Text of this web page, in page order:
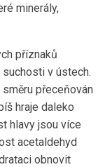
minerály,
příznaků
suchosti v ústech.
přeceňován
hraje daleko
hlavy jsou více
acetaldehyd
obnovit